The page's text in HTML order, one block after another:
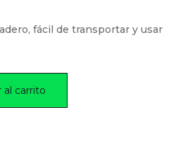
fácil de transportar y usar
al carrito